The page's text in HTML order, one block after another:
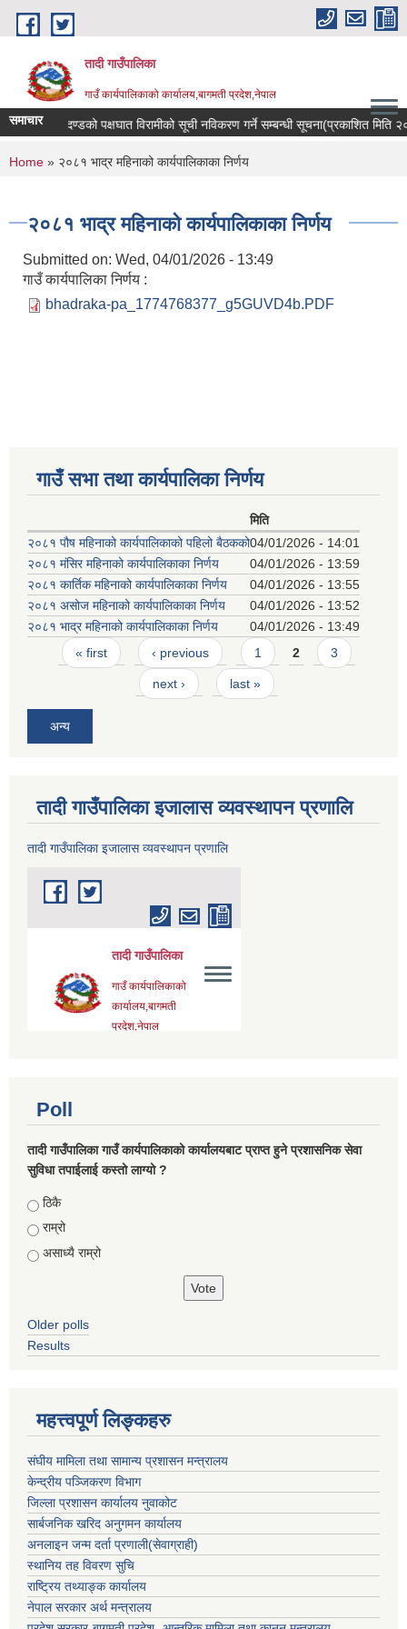
Skip to main content
तादी गाउँपालिका
गाउँ कार्यपालिकाको कार्यालय,बागमती प्रदेश,नेपाल
समाचार
रोगी र मेरुदण्डको पक्षघात विरामीको सूची नविकरण गर्ने सम्बन्धी सूचना(प्रकाशित मिति
You are here
Home » २०८१ भाद्र महिनाको कार्यपालिकाका निर्णय
२०८१ भाद्र महिनाको कार्यपालिकाका निर्णय
Submitted on: Wed, 04/01/2026 - 13:49
गाउँ कार्यपालिका निर्णय :
bhadraka-pa_1774768377_g5GUVD4b.PDF
गाउँ सभा तथा कार्यपालिका निर्णय
मिति
२०८१ पौष महिनाको कार्यपालिकाको पहिलो बैठकको04/01/2026 - 14:01
२०८१ मंसिर महिनाको कार्यपालिकाका निर्णय
04/01/2026 - 13:59
२०८१ कार्तिक महिनाको कार्यपालिकाका निर्णय
04/01/2026 - 13:55
२०८१ असोज महिनाको कार्यपालिकाका निर्णय
04/01/2026 - 13:52
२०८१ भाद्र महिनाको कार्यपालिकाका निर्णय
04/01/2026 - 13:49
Pages
« first ‹ previous 1 2 3
next › last »
अन्य
तादी गाउँपालिका इजालास व्यवस्थापन प्रणालि
तादी गाउँपालिका इजालास व्यवस्थापन प्रणालि
Poll
तादी गाउँपालिका गाउँ कार्यपालिकाको कार्यालयबाट प्राप्त हुने प्रशासनिक सेवा
सुविधा तपाईलाई कस्तो लाग्यो ?
Choices
ठिकै
राम्रो
असाध्यै राम्रो
Older polls
Results
महत्त्वपूर्ण लिङ्कहरु
संघीय मामिला तथा सामान्य प्रशासन मन्त्रालय
केन्द्रीय पञ्जिकरण विभाग
जिल्ला प्रशासन कार्यालय नुवाकोट
सार्बजनिक खरिद अनुगमन कार्यालय
अनलाइन जन्म दर्ता प्रणाली(सेवाग्राही)
स्थानिय तह विवरण सुचि
राष्ट्रिय तथ्याङ्क कार्यालय
नेपाल सरकार अर्थ मन्त्रालय